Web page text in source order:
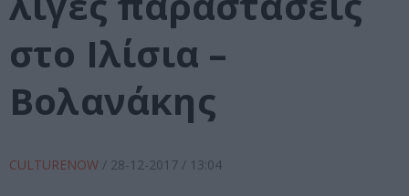
στο Ιλίσια –
Βολανάκης
CULTURENOW / 28-12-2017 / 13:04